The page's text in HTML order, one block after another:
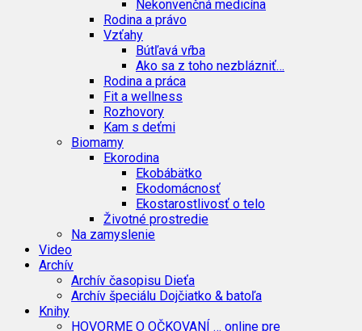
Nekonvenčná medicína
Rodina a právo
Vzťahy
Bútľavá vŕba
Ako sa z toho nezblázniť…
Rodina a práca
Fit a wellness
Rozhovory
Kam s deťmi
Biomamy
Ekorodina
Ekobábätko
Ekodomácnosť
Ekostarostlivosť o telo
Životné prostredie
Na zamyslenie
Video
Archív
Archív časopisu Dieťa
Archív špeciálu Dojčiatko & batoľa
Knihy
HOVORME O OČKOVANÍ … online pre